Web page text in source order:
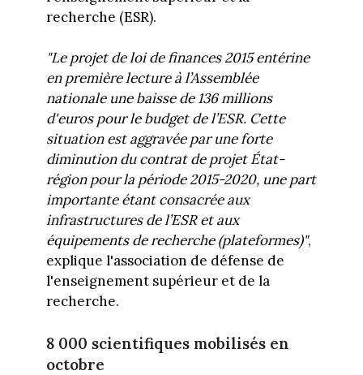
recherche (ESR).
"Le projet de loi de finances 2015 entérine
en première lecture à l’Assemblée
nationale une baisse de 136 millions
d'euros pour le budget de l’ESR. Cette
situation est aggravée par une forte
diminution du contrat de projet État-
région pour la période 2015-2020, une part
importante étant consacrée aux
infrastructures de l’ESR et aux
équipements de recherche (plateformes)",
explique l'association de défense de
l'enseignement supérieur et de la
recherche.
8 000 scientifiques mobilisés en
octobre